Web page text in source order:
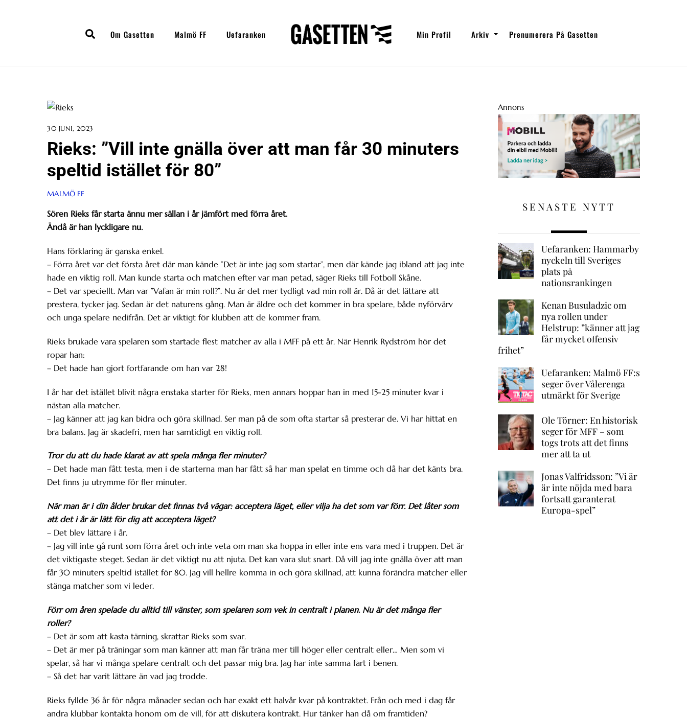
SearchOm Gasetten Malmö FF Uefaranken Min Profil Arkiv Prenumerera På Gasetten
30 JUNI, 2023
Rieks: ”Vill inte gnälla över att man får 30 minuters
speltid istället för 80”
MALMÖ FF
Sören Rieks får starta ännu mer sällan i år jämfört med förra året.
Ändå är han lyckligare nu.
Hans förklaring är ganska enkel.
– Förra året var det första året där man kände ”Det är inte jag som startar”, men där kände jag ibland att jag inte
hade en viktig roll. Man kunde starta och matchen efter var man petad, säger Rieks till Fotboll Skåne.
– Det var speciellt. Man var ”Vafan är min roll?”. Nu är det mer tydligt vad min roll är. Då är det lättare att
prestera, tycker jag. Sedan är det naturens gång. Man är äldre och det kommer in bra spelare, både nyförvärv
och unga spelare nedifrån. Det är viktigt för klubben att de kommer fram.
Rieks brukade vara spelaren som startade flest matcher av alla i MFF på ett år. När Henrik Rydström hör det
ropar han:
– Det hade han gjort fortfarande om han var 28!
I år har det istället blivit några enstaka starter för Rieks, men annars hoppar han in med 15-25 minuter kvar i
nästan alla matcher.
– Jag känner att jag kan bidra och göra skillnad. Ser man på de som ofta startar så presterar de. Vi har hittat en
bra balans. Jag är skadefri, men har samtidigt en viktig roll.
Tror du att du hade klarat av att spela många fler minuter?
– Det hade man fått testa, men i de starterna man har fått så har man spelat en timme och då har det känts bra.
Det finns ju utrymme för fler minuter.
När man är i din ålder brukar det finnas två vägar: acceptera läget, eller vilja ha det som var förr. Det låter som
att det i år är lätt för dig att acceptera läget?
– Det blev lättare i år.
– Jag vill inte gå runt som förra året och inte veta om man ska hoppa in eller inte ens vara med i truppen. Det är
det viktigaste steget. Sedan är det viktigt nu att njuta. Det kan vara slut snart. Då vill jag inte gnälla över att man
får 30 minuters speltid istället för 80. Jag vill hellre komma in och göra skillnad, att kunna förändra matcher eller
stänga matcher som vi leder.
Förr om åren spelade du alltid till vänster, som spelaren som vek in centralt i planen. Nu är det många fler
roller?
– Det är som att kasta tärning, skrattar Rieks som svar.
– Det är mer på träningar som man känner att man får träna mer till höger eller centralt eller… Men som vi
spelar, så har vi många spelare centralt och det passar mig bra. Jag har inte samma fart i benen.
– Så det har varit lättare än vad jag trodde.
Rieks fyllde 36 år för några månader sedan och har exakt ett halvår kvar på kontraktet. Från och med i dag får
andra klubbar kontakta honom om de vill, för att diskutera kontrakt. Hur tänker han då om framtiden?
Annons
SENASTE NYTT
Uefaranken: Hammarby
nyckeln till Sveriges
plats på
nationsrankingen
Kenan Busuladzic om
nya rollen under
Helstrup: ”känner att jag
får mycket offensiv
frihet”
Uefaranken: Malmö FF:s
seger över Vålerenga
utmärkt för Sverige
Ole Törner: En historisk
seger för MFF – som
togs trots att det finns
mer att ta ut
Jonas Valfridsson: ”Vi är
är inte nöjda med bara
fortsatt garanterat
Europa-spel”